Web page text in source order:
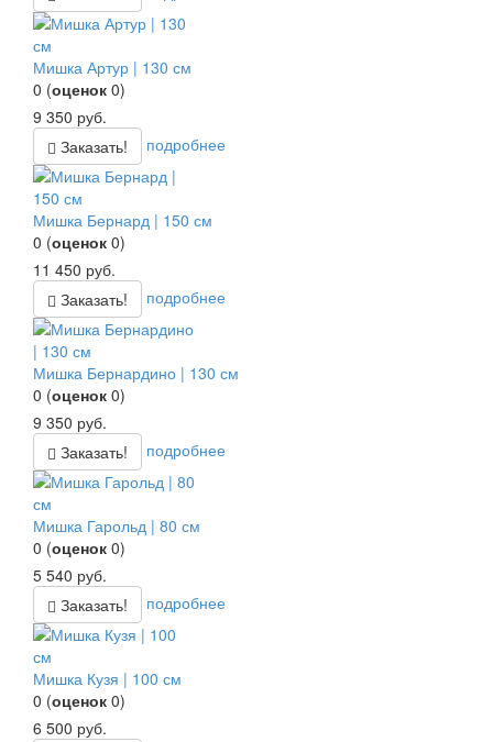
Мишка Артур | 130 см
0 (оценок 0)
9 350 руб.
Заказать!
подробнее
Мишка Бернард | 150 см
0 (оценок 0)
11 450 руб.
Заказать!
подробнее
Мишка Бернардино | 130 см
0 (оценок 0)
9 350 руб.
Заказать!
подробнее
Мишка Гарольд | 80 см
0 (оценок 0)
5 540 руб.
Заказать!
подробнее
Мишка Кузя | 100 см
0 (оценок 0)
6 500 руб.